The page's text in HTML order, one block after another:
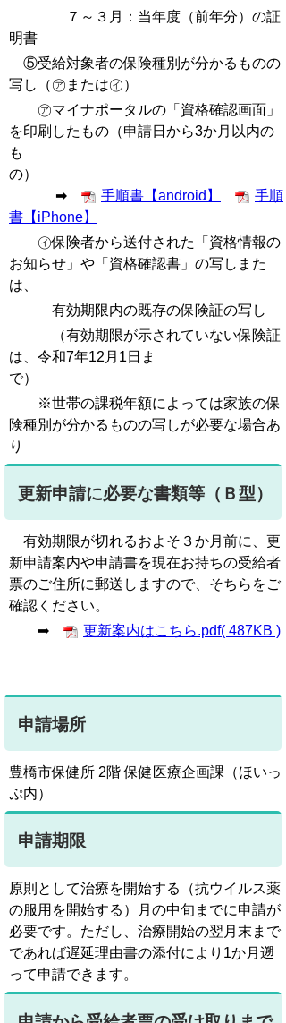
７～３月：当年度（前年分）の証
明書
⑤受給対象者の保険種別が分かるものの
写し（㋐または㋑）
㋐マイナポータルの「資格確認画面」
を印刷したもの（申請日から3か月以内の
も
の
➡
手順書【android】
手順
書【iPhone】
㋑保険者から送付された「資格情報の
お知らせ」や「資格確認書」の写しまた
は、
有効期限内の既存の保険証の写し
（有効期限が示されていない保険証
は、令和7年12月1日ま
※世帯の課税年額によっては家族の保
険種別が分かるものの写しが必要な場合あ
り
更新申請に必要な書類等（Ｂ型）
有効期限が切れるおよそ３か月前に、更
新申請案内や申請書を現在お持ちの受給者
票のご住所に郵送しますので、そちらをご
確認ください。
➡
更新案内はこちら.pdf( 487KB )
申請場所
豊橋市保健所 2階 保健医療企画課（ほいっ
ぷ内）
申請期限
原則として治療を開始する（抗ウイルス薬
の服用を開始する）月の中旬までに申請が
必要です。ただし、治療開始の翌月末まで
であれば遅延理由書の添付により1か月遡
って申請できます。